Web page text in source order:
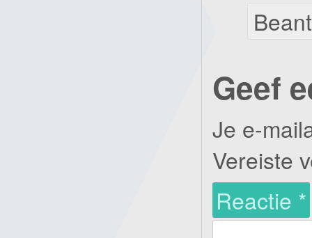
Geef
Je e-
Vereiste
Reactie *